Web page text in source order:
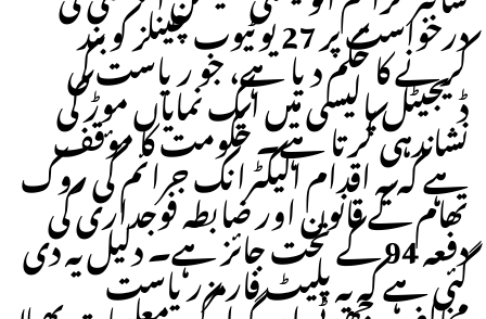
درخواست پر 27 یوٹیوب چینلز کو بند
کرنے کا حکم دیا ہے، جو ریاست کی
ڈیجیٹل پالیسی میں ایک نمایاں موڑ کی
نشاندہی کرتا ہے۔ حکومت کا مؤقف
ہے کہ یہ اقدام الیکٹرانک جرائم کی روک
تھام کے قانون اور ضابطہ فوجداری کی
دفعہ 94 کے تحت جائز ہے۔ دلیل یہ دی
گئی ہے کہ یہ پلیٹ فارمز ریاست